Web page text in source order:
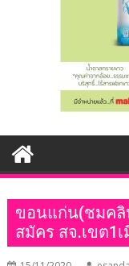
ขอนแก่น(ชมคลิ
สมัคร สจ.เขต1